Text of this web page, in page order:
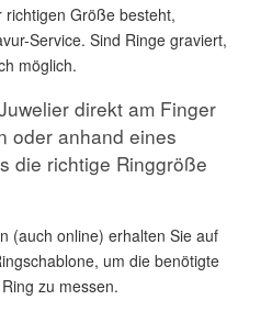
richtigen Größe besteht,
Service. Sind Ringe graviert,
möglich.
direkt am Finger
oder anhand eines
die richtige Ringgröße
(auch online) erhalten Sie auf
um die benötigte
zu messen.